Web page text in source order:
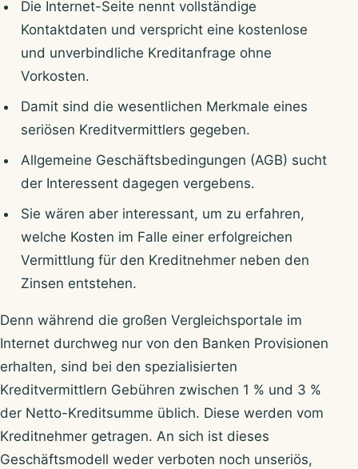
Die Internet-Seite nennt vollständige
Kontaktdaten und verspricht eine kostenlose
und unverbindliche Kreditanfrage ohne
Vorkosten.
Damit sind die wesentlichen Merkmale eines
seriösen Kreditvermittlers gegeben.
Allgemeine Geschäftsbedingungen (AGB) sucht
der Interessent dagegen vergebens.
Sie wären aber interessant, um zu erfahren,
welche Kosten im Falle einer erfolgreichen
Vermittlung für den Kreditnehmer neben den
Zinsen entstehen.
Denn während die großen Vergleichsportale im
Internet durchweg nur von den Banken Provisionen
erhalten, sind bei den spezialisierten
Kreditvermittlern Gebühren zwischen 1 % und 3 %
der Netto-Kreditsumme üblich. Diese werden vom
Kreditnehmer getragen. An sich ist dieses
Geschäftsmodell weder verboten noch unseriös,